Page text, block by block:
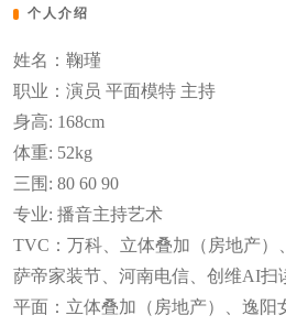
个人介绍
姓名：鞠瑾
职业：演员 平面模特 主持
身高: 168cm
体重: 52kg
三围: 80 60 90
专业: 播音主持艺术
TVC：万科、立体叠加（房地产
萨帝家装节、河南电信、创维AI扫
平面：立体叠加（房地产）、逸阳